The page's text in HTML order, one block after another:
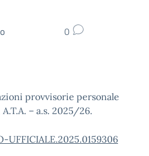
0
provvisorie personale
– a.s. 2025/26.
UFFICIALE.2025.0159306